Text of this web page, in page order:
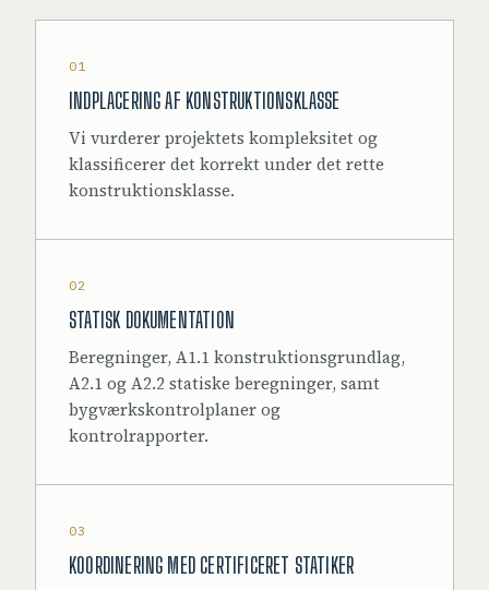
01
INDPLACERING AF KONSTRUKTIONSKLASSE
Vi vurderer projektets kompleksitet og
klassificerer det korrekt under det rette
konstruktionsklasse.
02
STATISK DOKUMENTATION
Beregninger, A1.1 konstruktionsgrundlag,
A2.1 og A2.2 statiske beregninger, samt
bygværkskontrolplaner og
kontrolrapporter.
03
KOORDINERING MED CERTIFICERET STATIKER